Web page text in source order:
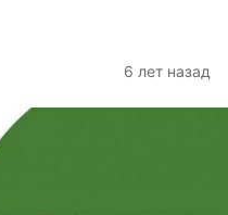
6 лет назад